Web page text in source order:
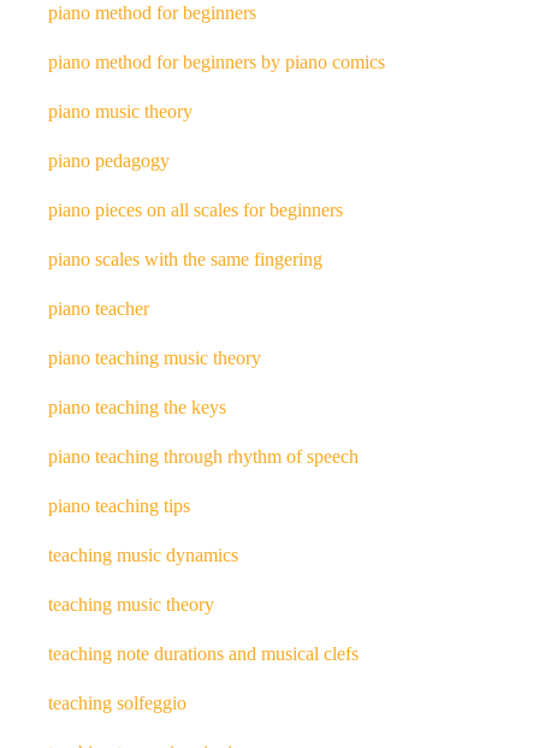
piano method for beginners
piano method for beginners by piano comics
piano music theory
piano pedagogy
piano pieces on all scales for beginners
piano scales with the same fingering
piano teacher
piano teaching music theory
piano teaching the keys
piano teaching through rhythm of speech
piano teaching tips
teaching music dynamics
teaching music theory
teaching note durations and musical clefs
teaching solfeggio